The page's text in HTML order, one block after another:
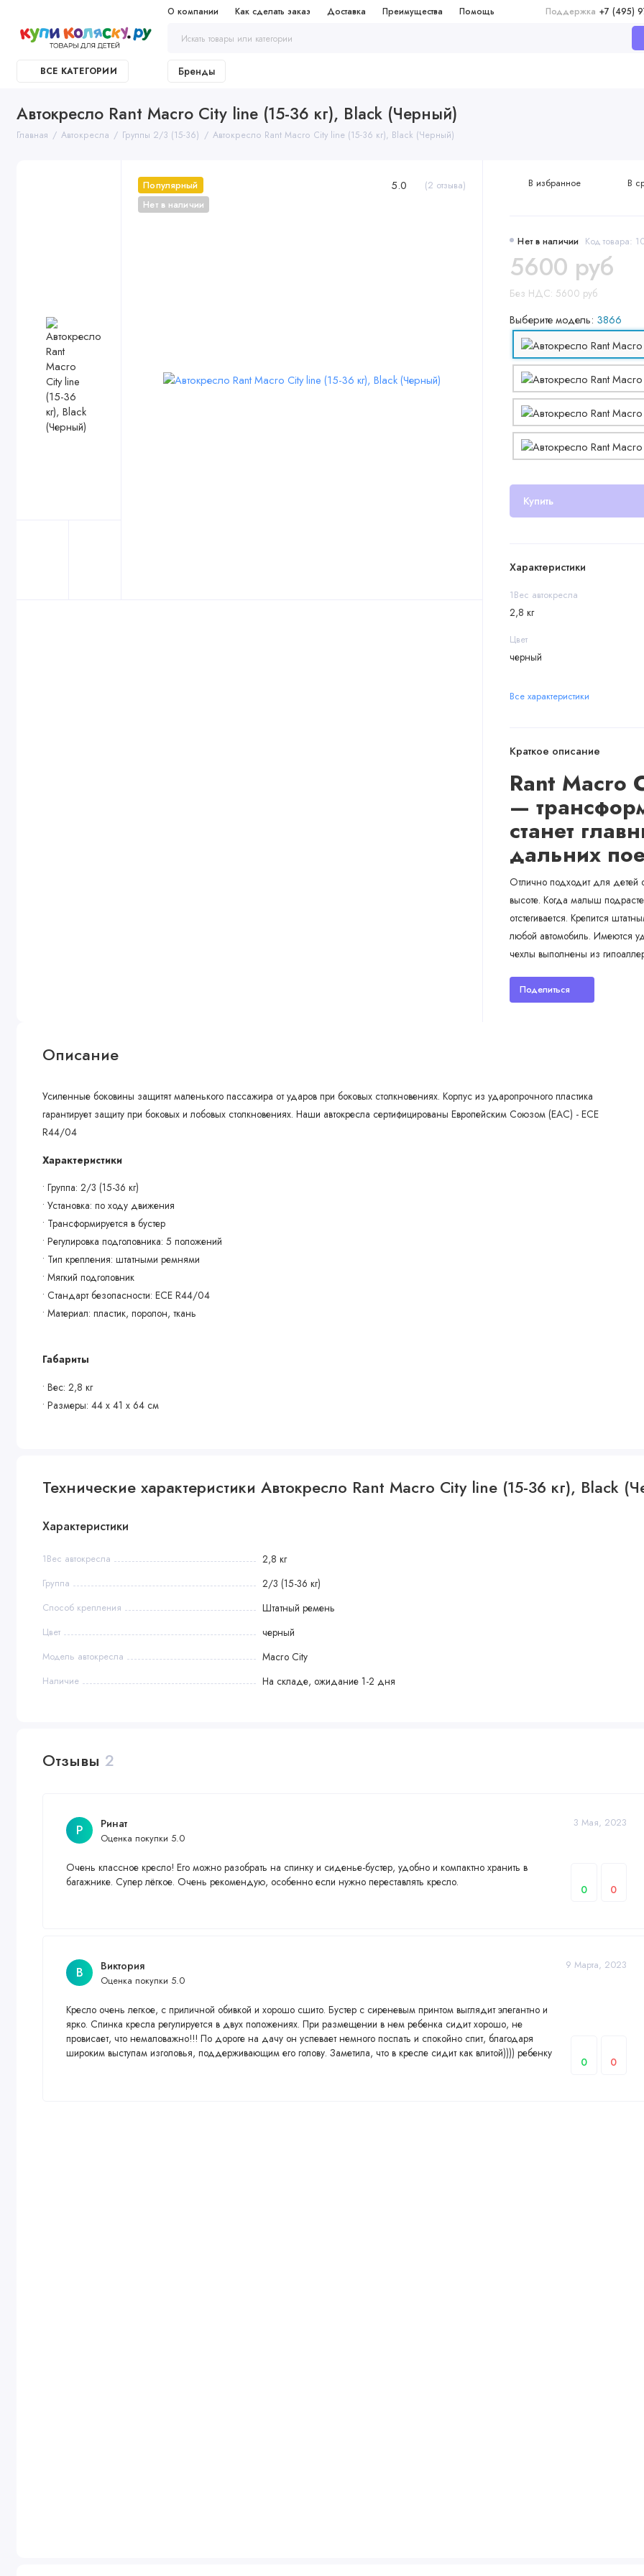
О компании Как сделать заказ Доставка Преимущества Помощь Поддержка +7 (495)
ВСЕ КАТЕГОРИИ Бренды
Автокресло Rant Macro City line (15-36 кг), Black (Черный)
Главная Автокресла Группы 2/3 (15-36) Автокресло Rant Macro City line (15-36 кг), Black (Черный)
Популярный
Нет в наличии
5.0 (2 отзыва)
Нет в наличии Код товара:
5600 руб
Без НДС: 5600 руб
Выберите модель: 3866
Купить
В избранное В
Характеристики
1Вес автокресла
2,8 кг
Цвет
черный
Все характеристики
Краткое описание
Rant Macro
—
станет
дальних
Отлично подходит для детей
высоте. Когда малыш
отстегивается. Крепится
любой автомобиль. Имеются
чехлы выполнены из
Поделиться
Описание
Усиленные боковины защитят маленького пассажира от ударов при боковых столкновениях. Корпус из ударопрочного пластика
гарантирует защиту при боковых и лобовых столкновениях. Наши автокресла сертифицированы Европейским Союзом (EAC) - ECE
R44/04
Характеристики
• Группа: 2/3 (15-36 кг)
• Установка: по ходу движения
• Трансформируется в бустер
• Регулировка подголовника: 5 положений
• Тип крепления: штатными ремнями
• Мягкий подголовник
• Стандарт безопасности: ECE R44/04
• Материал: пластик, поролон, ткань
Габариты
• Вес: 2,8 кг
• Размеры: 44 х 41 х 64 см
Технические характеристики Автокресло Rant Macro City line (15-36 кг), Black
Характеристики
1Вес автокресла 2,8 кг
Группа 2/3 (15-36 кг)
Способ крепления Штатный ремень
Цвет черный
Модель автокресла Macro City
Наличие На складе, ожидание 1-2 дня
Отзывы 2
Р Ринат
Оценка покупки 5.0
3 Мая, 2023
Очень классное кресло! Его можно разобрать на спинку и сиденье-бустер, удобно и компактно хранить в
багажнике. Супер лёгкое. Очень рекомендую, особенно если нужно переставлять кресло.
0 0
В Виктория
Оценка покупки 5.0
9 Марта, 2023
Кресло очень легкое, с приличной обивкой и хорошо сшито. Бустер с сиреневым принтом выглядит элегантно и
ярко. Спинка кресла регулируется в двух положениях. При размещении в нем ребенка сидит хорошо, не
провисает, что немаловажно!!! По дороге на дачу он успевает немного поспать и спокойно спит, благодаря
широким выступам изголовья, поддерживающим его голову. Заметила, что в кресле сидит как влитой)))) ребенку
0 0